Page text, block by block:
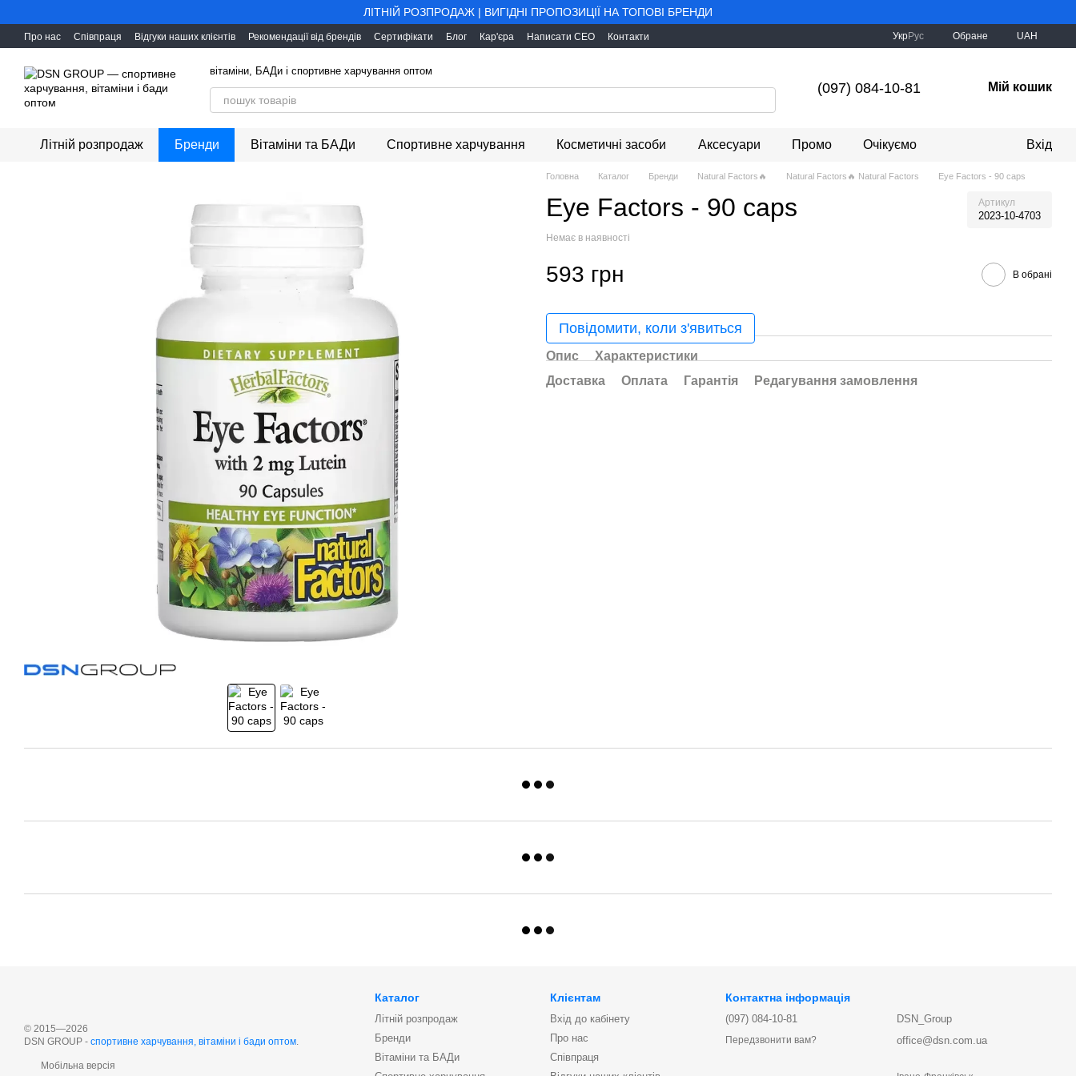
ЛІТНІЙ РОЗПРОДАЖ | ВИГІДНІ ПРОПОЗИЦІЇ НА ТОПОВІ БРЕНДИ
Про нас Співпраця Відгуки наших клієнтів Рекомендації від брендів Сертифікати Блог Кар'єра Написати CEO Контакти УкрРус Обране UAH
вітаміни, БАДи і cпортивне харчування оптом
(097) 084-10-81 Мій кошик
Літній розпродаж Бренди Вітаміни та БАДи Спортивне харчування Косметичні засоби Аксесуари Промо Очікуємо Вхід
Головна Каталог Бренди Natural Factors🔥 Natural Factors🔥 Natural Factors Eye Factors - 90 caps
Eye Factors - 90 caps Артикул
2023-10-4703
Немає в наявності
593 грн В обрані
Повідомити, коли з'явиться
Опис
Характеристики
Доставка
Оплата Гарантія Редагування замовлення
© 2015—2026
DSN GROUP - cпортивне харчування, вітаміни і бади оптом.
Мобільна версія
Каталог
Літній розпродаж
Бренди
Вітаміни та БАДи
Клієнтам
Вхід до кабінету
Про нас
Співпраця
Контактна інформація
(097) 084-10-81
Передзвонити вам?
DSN_Group
office@dsn.com.ua